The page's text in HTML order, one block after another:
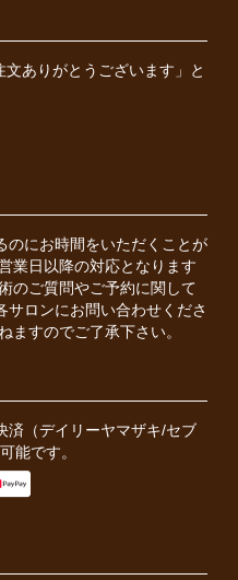
ありがとうございます」と
のにお時間をいただくことが
業日以降の対応となります
のご質問やご予約に関して
ロンにお問い合わせくださ
ますのでご了承下さい。
済（デイリーヤマザキ/セブ
能です。